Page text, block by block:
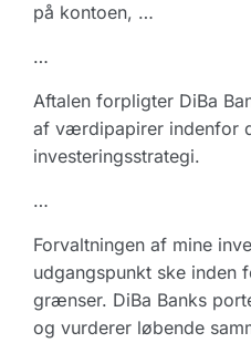
på kontoen, …
…
Aftalen forpligter DiBa
af værdipapirer indenfor
investeringsstrategi.
…
Forvaltningen af mine
udgangspunkt ske inden
grænser. DiBa Banks
og vurderer løbende